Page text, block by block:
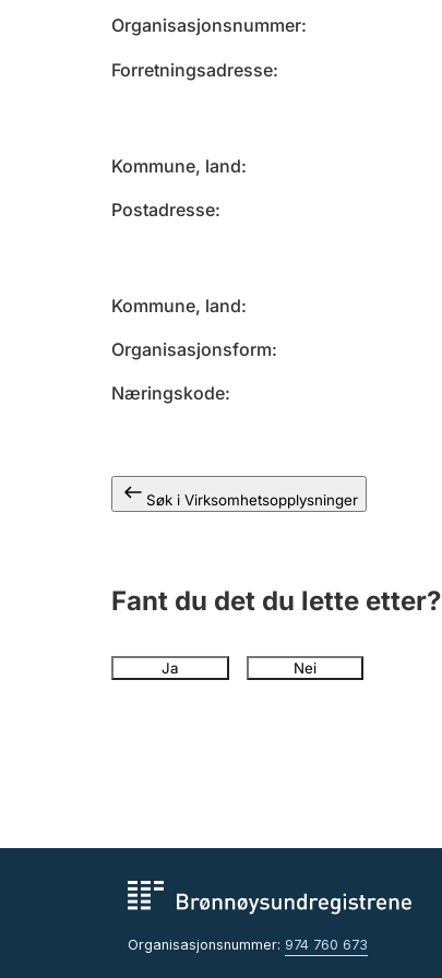
Organisasjonsnummer
Forretningsadresse
Kommune, land
Postadresse
Kommune, land
Organisasjonsform
Næringskode
Søk i Virksomhetsopplysninger
Fant du det du lette etter?
Ja Nei
Organisasjonsnummer: 974 760 673